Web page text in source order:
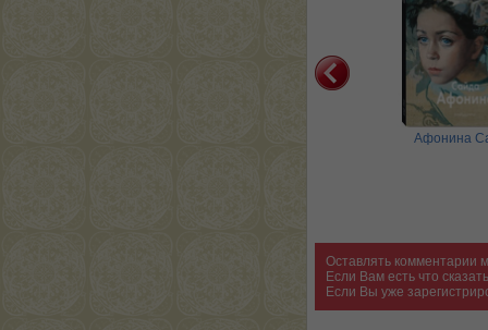
Афонина
Оставлять комментарии
Если Вам есть что
Если Вы уже